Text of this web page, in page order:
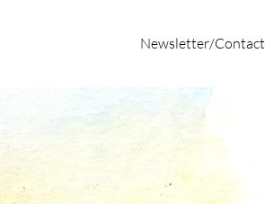
Newsletter/Contact